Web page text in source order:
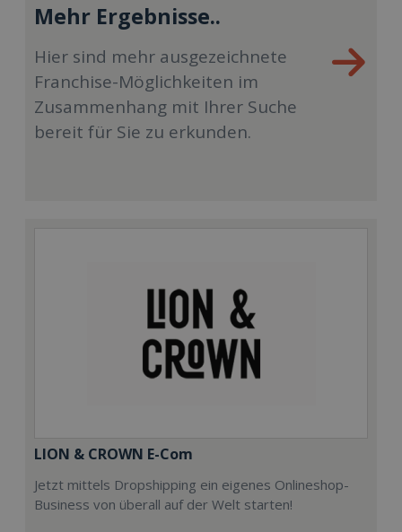
Mehr Ergebnisse..
Hier sind mehr ausgezeichnete
Franchise-Möglichkeiten im
Zusammenhang mit Ihrer Suche
bereit für Sie zu erkunden.
LION & CROWN E-Com
Jetzt mittels Dropshipping ein eigenes Onlineshop-
Business von überall auf der Welt starten!